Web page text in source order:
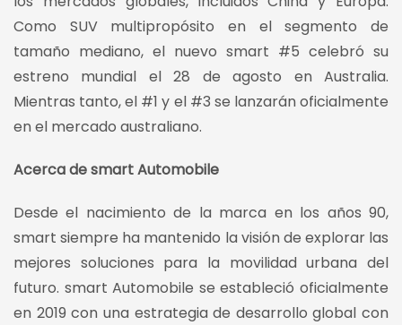
Como SUV multipropósito en el segmento de
tamaño mediano, el nuevo smart #5 celebró su
estreno mundial el 28 de agosto en Australia.
Mientras tanto, el #1 y el #3 se lanzarán oficialmente
en el mercado australiano.
Acerca de smart Automobile
Desde el nacimiento de la marca en los años 90,
smart siempre ha mantenido la visión de explorar las
mejores soluciones para la movilidad urbana del
futuro. smart Automobile se estableció oficialmente
en 2019 con una estrategia de desarrollo global con